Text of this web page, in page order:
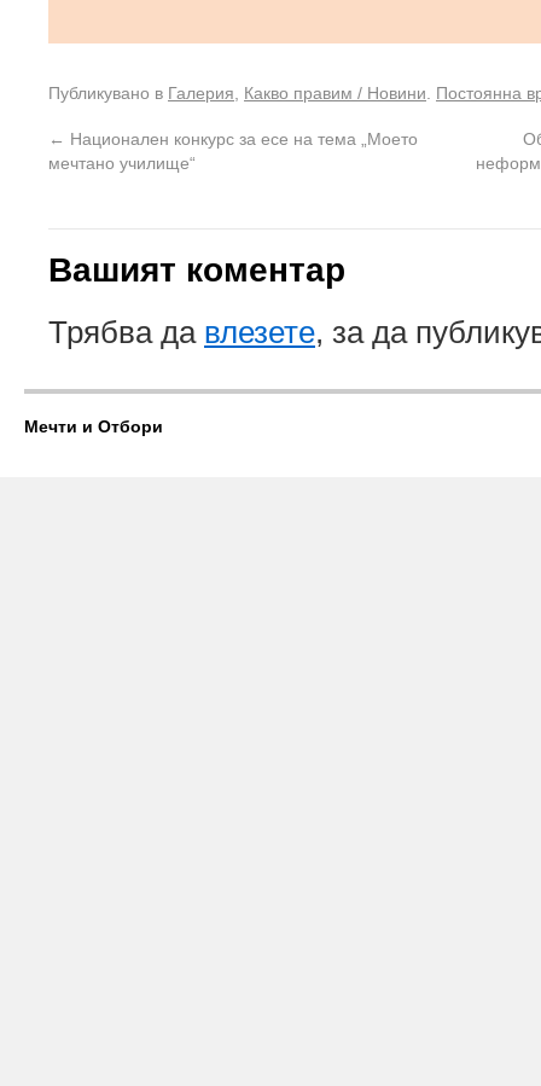
Публикувано в Галерия Какво правим / Новини Постоянна
← Национален конкурс за есе на тема „Моето
мечтано училище“
Вашият коментар
Трябва да влезете, за да
Мечти и Отбори